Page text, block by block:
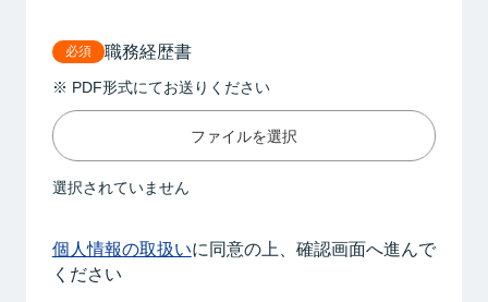
必須 職務経歴書
※ PDF形式にてお送りください
ファイルを選択
選択されていません
個人情報の取扱いに同意の上、確認画面へ進んで
ください